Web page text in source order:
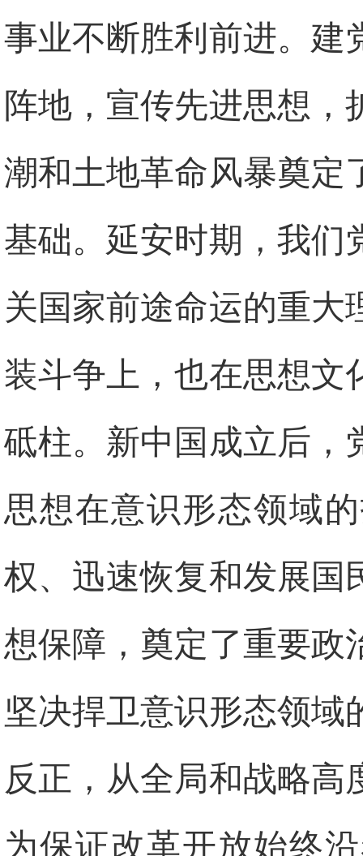
事业不断胜利前进。建
阵地，宣传先进思想
潮和土地革命风暴奠定
基础。延安时期，我们
关国家前途命运的重大
装斗争上，也在思想文
砥柱。新中国成立后，
思想在意识形态领域
权、迅速恢复和发展国
想保障，奠定了重要政
坚决捍卫意识形态领域
反正，从全局和战略高
为保证改革开放始终